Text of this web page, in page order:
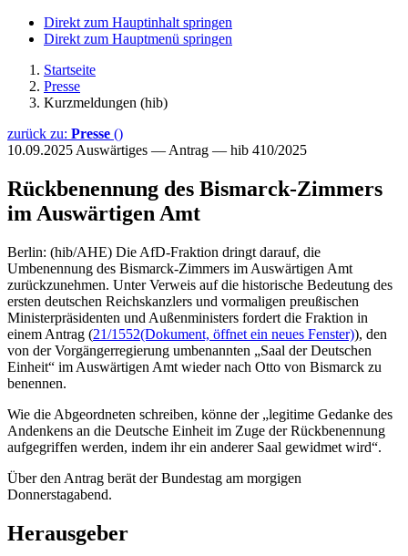
Direkt zum Hauptinhalt springen
Direkt zum Hauptmenü springen
Startseite
Presse
Kurzmeldungen (hib)
zurück zu: Presse ()
10.09.2025 Auswärtiges — Antrag — hib 410/2025
Rückbenennung des Bismarck-Zimmers
im Auswärtigen Amt
Berlin: (hib/AHE) Die AfD-Fraktion dringt darauf, die
Umbenennung des Bismarck-Zimmers im Auswärtigen Amt
zurückzunehmen. Unter Verweis auf die historische Bedeutung des
ersten deutschen Reichskanzlers und vormaligen preußischen
Ministerpräsidenten und Außenministers fordert die Fraktion in
einem Antrag (21/1552(Dokument, öffnet ein neues Fenster)), den
von der Vorgängerregierung umbenannten „Saal der Deutschen
Einheit“ im Auswärtigen Amt wieder nach Otto von Bismarck zu
benennen.
Wie die Abgeordneten schreiben, könne der „legitime Gedanke des
Andenkens an die Deutsche Einheit im Zuge der Rückbenennung
aufgegriffen werden, indem ihr ein anderer Saal gewidmet wird“.
Über den Antrag berät der Bundestag am morgigen
Donnerstagabend.
Herausgeber